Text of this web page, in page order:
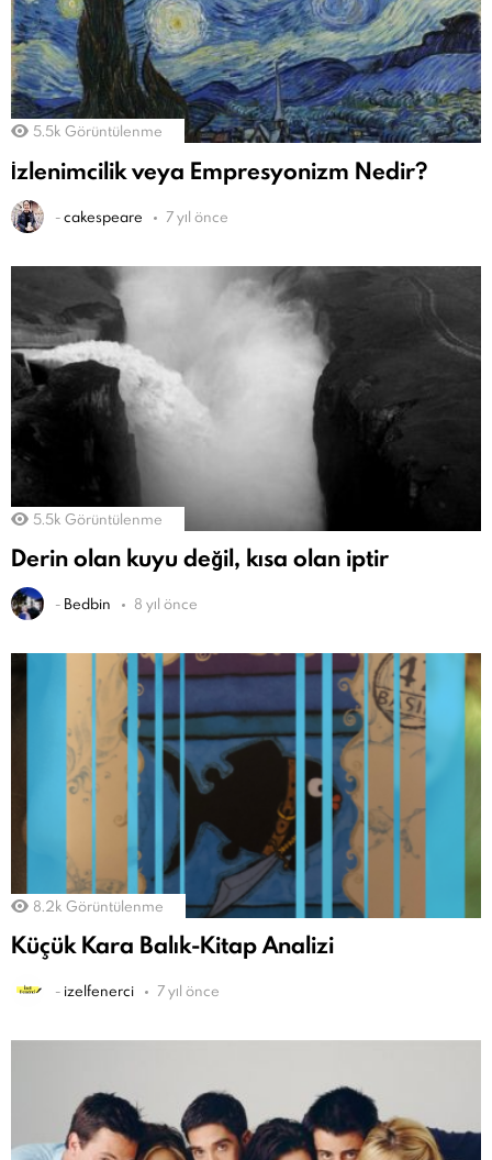
5.5k Görüntülenme
İzlenimcilik veya Empresyonizm Nedir?
-cakespeare 7 yıl önce
5.5k Görüntülenme
Derin olan kuyu değil, kısa olan iptir
- Bedbin 8 yıl önce
8.2k Görüntülenme
Küçük Kara Balık-Kitap Analizi
- izelfenerci 7 yıl önce